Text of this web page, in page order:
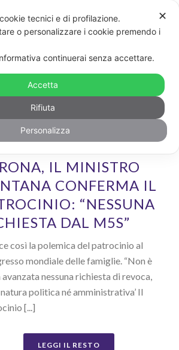
mondiale delle famiglie"
IL MINISTRO
CONFERMA IL
“NESSUNA
DAL M5S”
così la polemica del patrocinio al
mondiale delle famiglie. “Non è
nessuna richiesta di revoca,
politica né amministrativa’ Il
[...]
LEGGI IL RESTO
✕
tecnici e di profilazione.
o personalizzare i cookie premendo i
continuerai senza accettare.
Accetta
Rifiuta
Personalizza